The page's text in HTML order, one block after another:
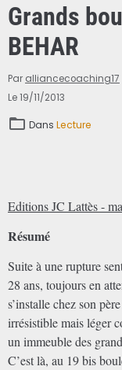
Grands
BEHAR
Par alliancecoaching17
Le 19/11/2013
Dans Lecture
Editions JC Lattès -
Résumé
Suite à une rupture
28 ans, toujours en
s’installe chez son
irrésistible mais léger
un immeuble des
C’est là, au 19 bis